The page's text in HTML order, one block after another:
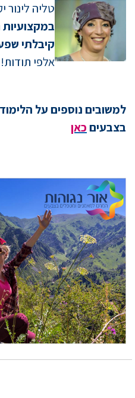
טליה לינור
קיבלתי
אלפי תודות!
למשובים נוספים על
בצבעיםכאן